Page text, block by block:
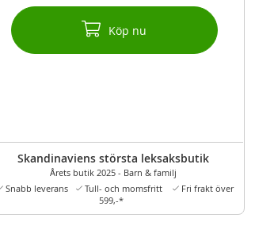
Köp nu
Skandinaviens största leksaksbutik
Årets butik 2025 - Barn & familj
Snabb leverans
Tull- och momsfritt
Fri frakt över
599,-*